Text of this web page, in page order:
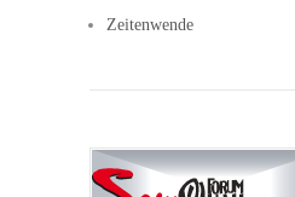
Zeitenwende